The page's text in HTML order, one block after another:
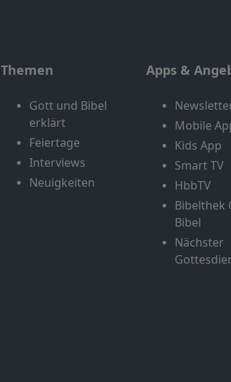
Themen
Gott und Bibel
erklärt
Feiertage
Interviews
Neuigkeiten
Apps &
Mobile
Kids App
Smart TV
HbbTV
Bibelthek
Bibel
Nächster